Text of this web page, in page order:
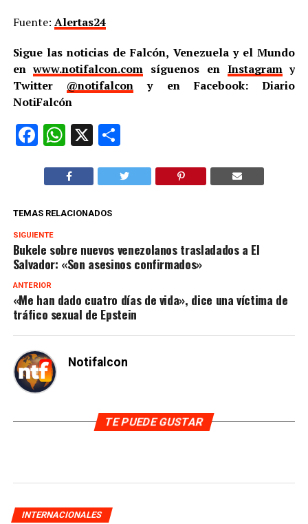
Fuente: Alertas24
Sigue las noticias de Falcón, Venezuela y el Mundo
enwww.notifalcon.com síguenos en Instagramy
Twitter @notifalcon y en Facebook: Diario
NotiFalcón
Facebook
WhatsApp
X Compartir
TEMAS RELACIONADOS
SIGUIENTE
Bukele sobre nuevos venezolanos trasladados a El
Salvador: «Son asesinos confirmados»
ANTERIOR
«Me han dado cuatro días de vida», dice una víctima de
tráfico sexual de Epstein
Notifalcon
TE PUEDE GUSTAR
INTERNACIONALES